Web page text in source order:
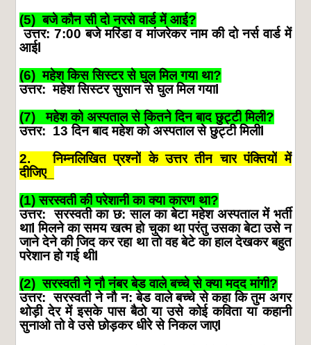
(5) बजे कौन सी दो नरसे वार्ड में आई?
उत्तर: 7:00बजे मरिंडा व मांजरेकर नाम की दो नर्स वार्ड में
आईl
(6) महेश किस सिस्टर से घुल मिल गया था?
उत्तर: महेश सिस्टर सुसान से घुल मिल गयाl
(7)
महेश को अस्पताल से कितने दिन बाद छुट्टी मिली?
उत्तर: 13दिन बाद महेश को अस्पताल से छुट्टी मिलीl
2.
निम्नलिखित प्रश्नों के उत्तर तीन चार पंक्तियों में
दीजिए
(1)सरस्वती की परेशानी का क्या कारण था?
उत्तर: सरस्वती का छ:साल का बेटा महेश अस्पताल में भर्ती
थाlमिलने का समय खत्म हो चुका था परंतु उसका बेटा उसे न
जाने देने की जिद कर रहा था तो वह बेटे का हाल देखकर बहुत
परेशान हो गई थीl
(2) सरस्वती ने नौ नंबर बेड वाले बच्चे से क्या मदद मांगी?
उत्तर: सरस्वती ने नौ न:बेड वाले बच्चे से कहा कि तुम अगर
थोड़ी देर में इसके पास बैठो या उसे कोई कविता या कहानी
सुनाओ तो वे उसे छोड़कर धीरे से निकल जाएl